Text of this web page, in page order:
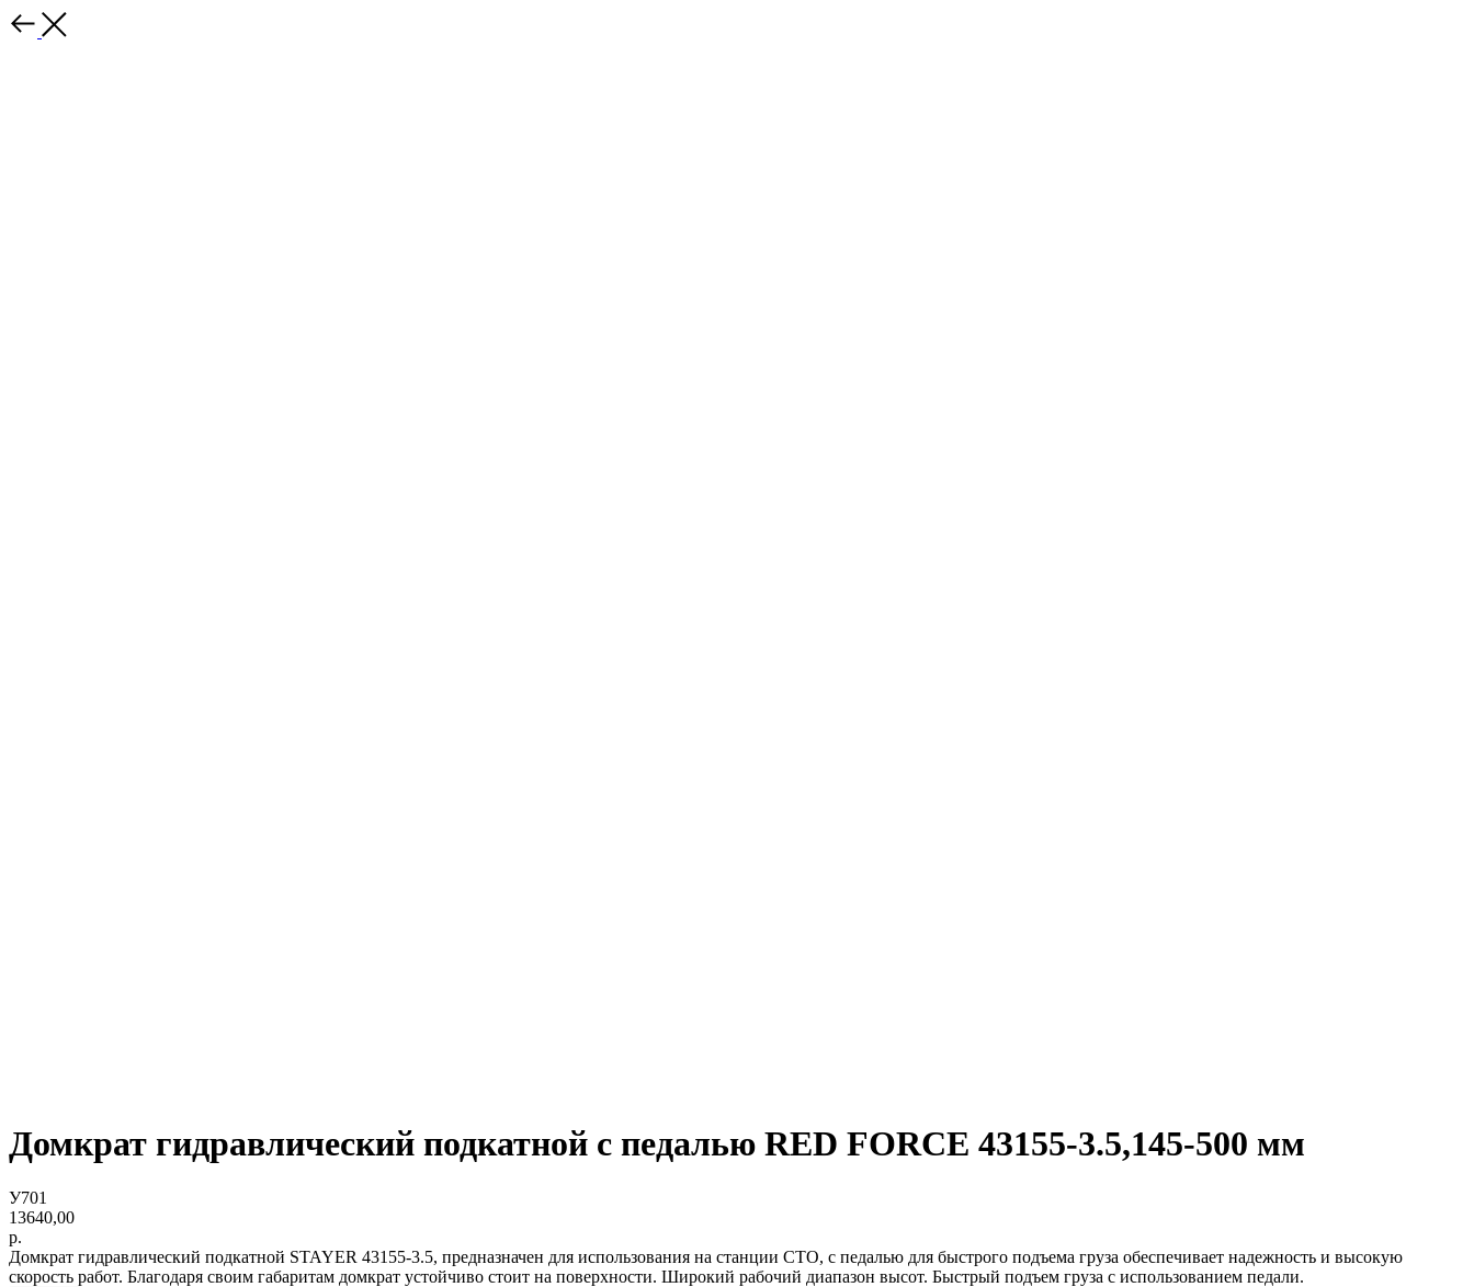
Домкрат гидравлический подкатной с педалью RED FORCE 43155-3.5,145-500 мм
У701
13640,00
р.
Домкрат гидравлический подкатной STAYER 43155-3.5, предназначен для использования на станции СТО, с педалью для быстрого подъема груза обеспечивает надежность и высокую
скорость работ. Благодаря своим габаритам домкрат устойчиво стоит на поверхности. Широкий рабочий диапазон высот. Быстрый подъем груза с использованием педали.